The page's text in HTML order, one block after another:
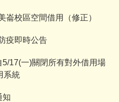
崙校區空間借用（修正）
疫即時公告
5/17(一)關閉所有對外借用場
系統
知